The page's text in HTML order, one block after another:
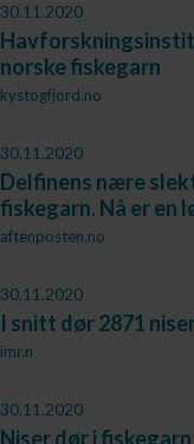
30.11.2020
norske fiskegarn
kystogfjord.no
30.11.2020
Delfinens nære
fiskegarn. Nå er en
aftenposten.no
30.11.2020
I snitt dør 2871
imr.n
30.11.2020
Niser dør i fiskegarn